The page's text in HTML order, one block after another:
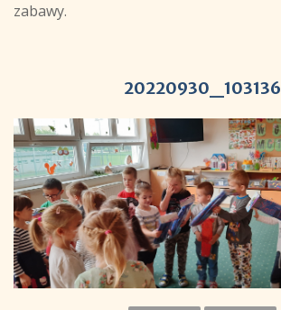
zabawy.
20220930_103136